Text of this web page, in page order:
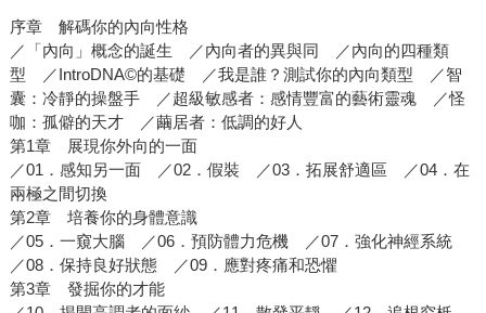
序章 解碼你的內向性格
／「內向」概念的誕生 ／內向者的異與同 ／內向的四種類
型 ／IntroDNA©的基礎 ／我是誰？測試你的內向類型 ／智
囊：冷靜的操盤手 ／超級敏感者：感情豐富的藝術靈魂 ／怪
咖：孤僻的天才 ／繭居者：低調的好人
第1章 展現你外向的一面
／01．感知另一面 ／02．假裝 ／03．拓展舒適區 ／04．在
兩極之間切換
第2章 培養你的身體意識
／05．一窺大腦 ／06．預防體力危機 ／07．強化神經系統
／08．保持良好狀態 ／09．應對疼痛和恐懼
第3章 發掘你的才能